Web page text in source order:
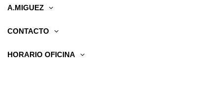
A.MIGUEZ
CONTACTO
HORARIO OFICINA